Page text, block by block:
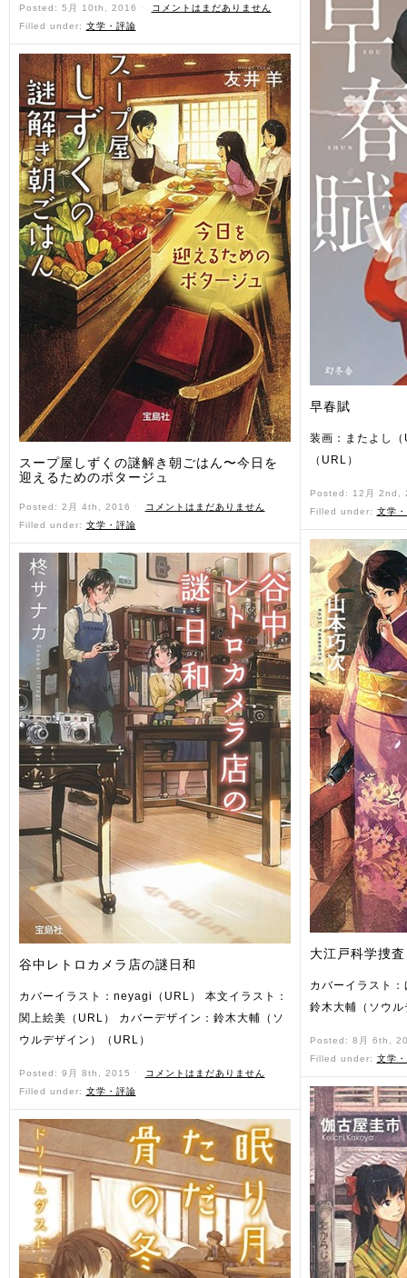
Posted: 5月 10th, 2016 ˑ
コメントはまだありません
Filled under: 文学・評論
スープ屋しずくの謎解き朝ごはん〜今日を
迎えるためのポタージュ
Posted: 2月 4th, 2016 ˑ
コメントはまだありません
Filled under: 文学・評論
谷中レトロカメラ店の謎日和
カバーイラスト：neyagi（URL） 本文イラスト：
関上絵美（URL） カバーデザイン：鈴木大輔（ソ
ウルデザイン）（URL）
Posted: 9月 8th, 2015 ˑ
コメントはまだありません
Filled under: 文学・評論
早春賦
装画：またよし
（URL）
Posted: 12月
Filled under: 文学
大江戸科学捜
カバーイラスト
鈴木大輔（ソウ
Posted: 8月 6th,
Filled under: 文学